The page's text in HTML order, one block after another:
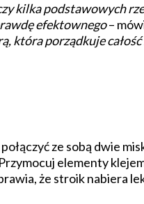
kilka podstawowych
efektownego–
porządkuje całość
ze sobą dwie
elementy
że stroik nabiera